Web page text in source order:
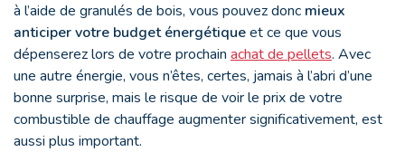
à l’aide de granulés de bois, vous pouvez donc mieux
anticiper votre budget énergétiqueet ce que vous
dépenserez lors de votre prochain achat de pellets. Avec
une autre énergie, vous n’êtes, certes, jamais à l’abri d’une
bonne surprise, mais le risque de voir le prix de votre
combustible de chauffage augmenter significativement, est
aussi plus important.